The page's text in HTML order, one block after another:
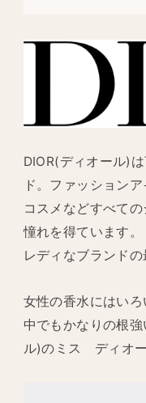
DIOR(ディオール)
ド。ファッション
コスメなどすべて
憧れを得ています。
レディなブランドの
女性の香水にはい
中でもかなりの根
ル)のミス ディオー